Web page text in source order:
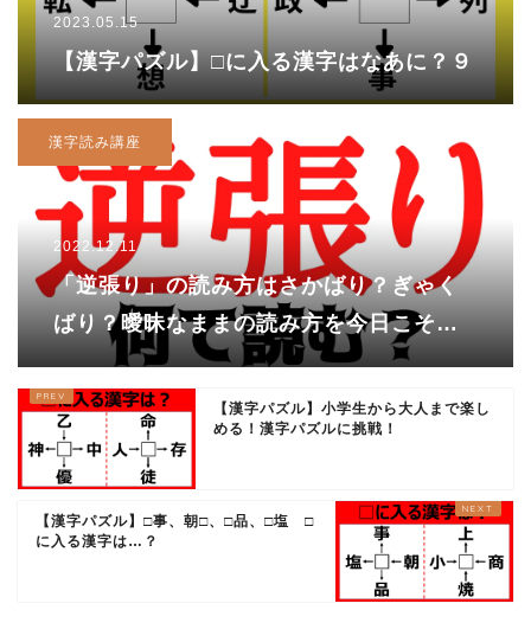
2023.05.15
【漢字パズル】□に入る漢字はなあに？９
漢字読み講座
2022.12.11
「逆張り」の読み方はさかばり？ぎゃく
ばり？曖昧なままの読み方を今日こそは
っきりさせましょう！
【漢字パズル】小学生から大人まで楽し
める！漢字パズルに挑戦！
【漢字パズル】□事、朝□、□品、□塩 □
に入る漢字は…？